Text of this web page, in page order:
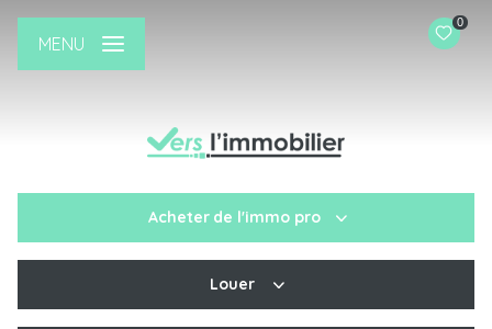
0
MENU
Acheter de l'immo pro
Louer